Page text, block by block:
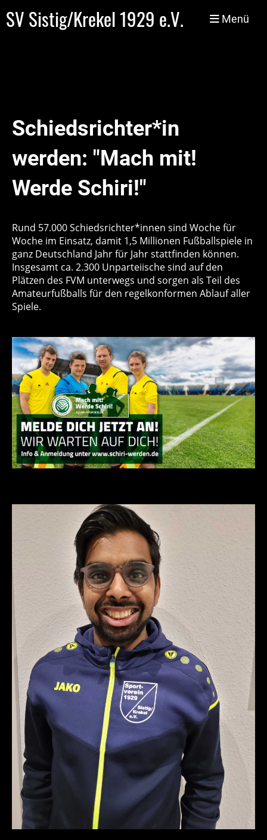
SV Sistig/Krekel 1929 e.V. Menü
Schiedsrichter*in
werden: "Mach mit!
Werde Schiri!"
Rund 57.000 Schiedsrichter*innen sind Woche für
Woche im Einsatz, damit 1,5 Millionen Fußballspiele in
ganz Deutschland Jahr für Jahr stattfinden können.
Insgesamt ca. 2.300 Unparteiische sind auf den
Plätzen des FVM unterwegs und sorgen als Teil des
Amateurfußballs für den regelkonformen Ablauf aller
Spiele.